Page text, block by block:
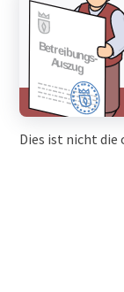
Dies ist nicht die